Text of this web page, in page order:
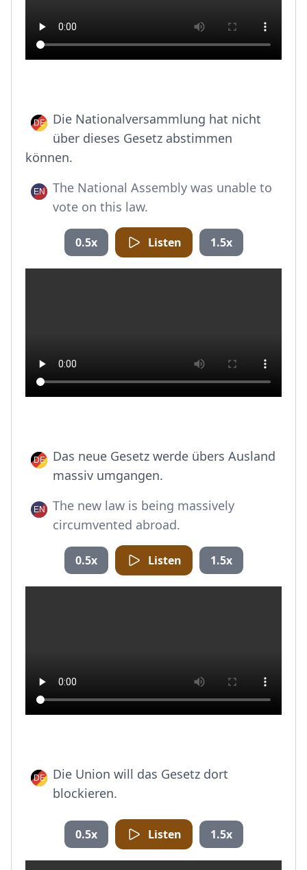
Die Nationalversammlung hat nicht
über dieses Gesetz abstimmen
können.
The National Assembly was unable to
vote on this law.
0.5x Listen 1.5x
Das neue Gesetz werde übers Ausland
massiv umgangen.
The new law is being massively
circumvented abroad.
0.5x Listen 1.5x
Die Union will das Gesetz dort
blockieren.
0.5x Listen 1.5x